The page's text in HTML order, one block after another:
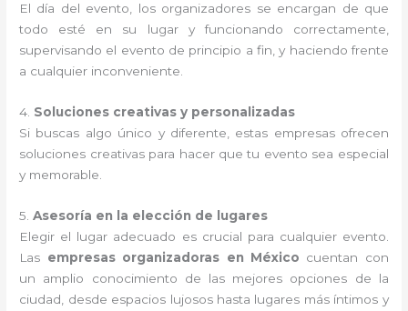
El día del evento, los organizadores se encargan de que
todo esté en su lugar y funcionando correctamente,
supervisando el evento de principio a fin, y haciendo frente
a cualquier inconveniente.
4. Soluciones creativas y personalizadas
Si buscas algo único y diferente, estas empresas ofrecen
soluciones creativas para hacer que tu evento sea especial
y memorable.
5.Asesoría en la elección de lugares
Elegir el lugar adecuado es crucial para cualquier evento.
Las empresas organizadoras en México cuentan con
un amplio conocimiento de las mejores opciones de la
ciudad, desde espacios lujosos hasta lugares más íntimos y